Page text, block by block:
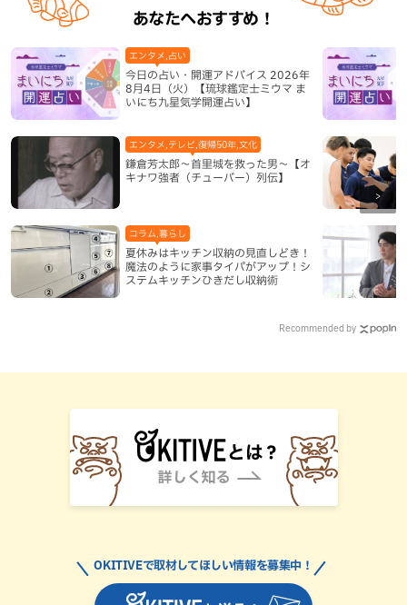
あなたへおすすめ！
今日の占い・開運アドバイス 2026年
8月4日（火）【琉球鑑定士ミウマ ま
いにち九星気学開運占い】
エンタメ,占い
鎌倉芳太郎～首里城を救った男～【オ
キナワ強者（チューバー）列伝】
エンタメ,テレビ,復帰50年,文化
夏休みはキッチン収納の見直しどき！
魔法のように家事タイパがアップ！シ
ステムキッチンひきだし収納術
コラム,暮らし
Recommended by
OKITIVEで取材してほしい情報を募集中！